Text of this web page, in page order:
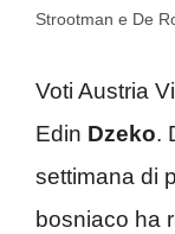
Strootman e De
Voti Austria
Edin Dzeko.
settimana di
bosniaco ha